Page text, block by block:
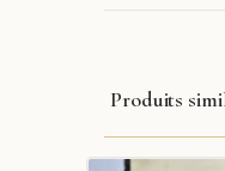
Produits